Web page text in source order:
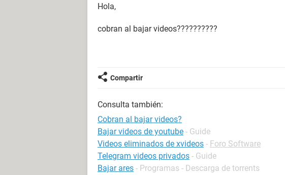
Hola,
cobran al bajar videos??????????
Compartir
Consulta también:
Cobran al bajar videos?
Bajar videos de youtube - Guide
Videos eliminados de xvideos - Foro Software
Telegram videos privados - Guide
Bajar ares - Programas - Descarga de torrents